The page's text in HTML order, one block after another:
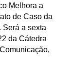
Melhora a
de Caso da
Será a sexta
da Cátedra